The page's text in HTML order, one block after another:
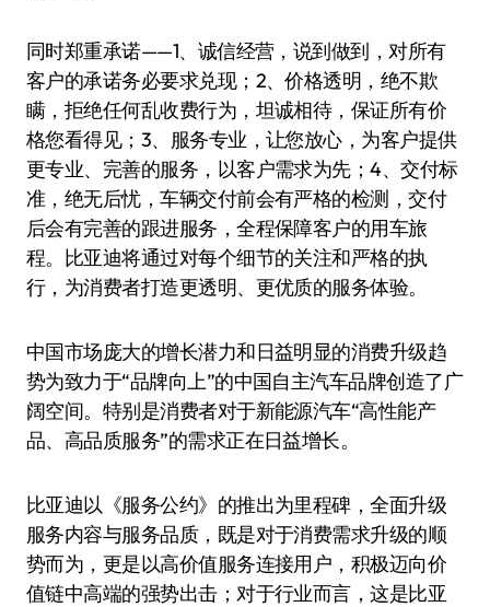
同时郑重承诺——1、诚信经营，说到做到，对所有
客户的承诺务必要求兑现；2、价格透明，绝不欺
瞒，拒绝任何乱收费行为，坦诚相待，保证所有价
格您看得见；3、服务专业，让您放心，为客户提供
更专业、完善的服务，以客户需求为先；4、交付标
准，绝无后忧，车辆交付前会有严格的检测，交付
后会有完善的跟进服务，全程保障客户的用车旅
程。比亚迪将通过对每个细节的关注和严格的执
行，为消费者打造更透明、更优质的服务体验。
中国市场庞大的增长潜力和日益明显的消费升级趋
势为致力于“品牌向上”的中国自主汽车品牌创造了广
阔空间。特别是消费者对于新能源汽车“高性能产
品、高品质服务”的需求正在日益增长。
比亚迪以《服务公约》的推出为里程碑，全面升级
服务内容与服务品质，既是对于消费需求升级的顺
势而为，更是以高价值服务连接用户，积极迈向价
值链中高端的强势出击；对于行业而言，这是比亚